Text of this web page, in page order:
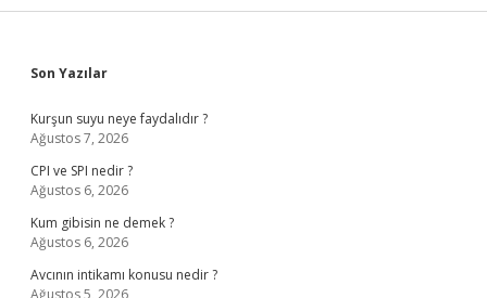
Sidebar
Son Yazılar
Kurşun suyu neye faydalıdır ?
Ağustos 7, 2026
CPI ve SPI nedir ?
Ağustos 6, 2026
Kum gibisin ne demek ?
Ağustos 6, 2026
Avcının intikamı konusu nedir ?
Ağustos 5, 2026